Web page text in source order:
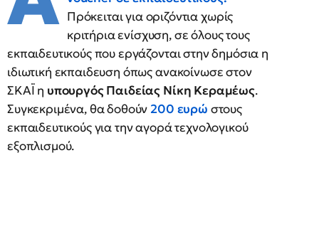
Πρόκειται για οριζόντια χωρίς
κριτήρια ενίσχυση, σε όλους τους
εκπαιδευτικούς που εργάζονται στην δημόσια η
ιδιωτική εκπαιδευση όπως ανακοίνωσε στον
ΣΚΑΪ η υπουργός Παιδείας Νίκη Κεραμέως.
Συγκεκριμένα, θα δοθούν 200 ευρώ στους
εκπαιδευτικούς για την αγορά τεχνολογικού
εξοπλισμού.